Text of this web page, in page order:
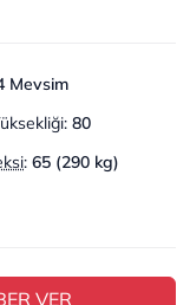
Mevsim
: 80
: 65 (290 kg)
VER